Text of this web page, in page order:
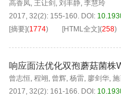
高香凤, 王让剑 , 刘丰静, 李慧玲
2017, 32(2): 155-160. DOI:
[摘要](1774) [HTML全文](258)
响应面法优化双孢蘑菇菌株
曾志恒, 程翊, 曾辉, 杨雷, 廖剑华,
2017, 32(2): 161-166. DOI: